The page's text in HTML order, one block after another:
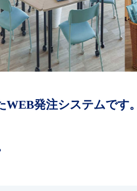
発注システムです。